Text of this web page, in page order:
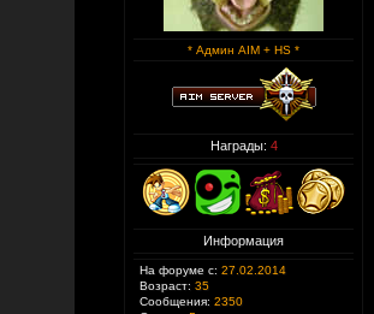
* Админ AIM + HS *
Награды: 4
Информация
На форуме с: 27.02.2014
Возраст: 35
Сообщения: 2350